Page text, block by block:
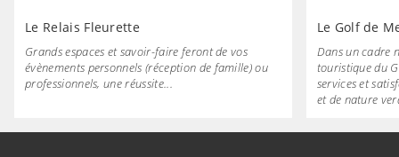
Le Relais Fleurette
Grands espaces et savoir-faire feront de vos
évènements personnels (réception de famille) ou
professionnels, une réussite...
Le Golf de
Dans un cadre
touristique du
services et
et de nature